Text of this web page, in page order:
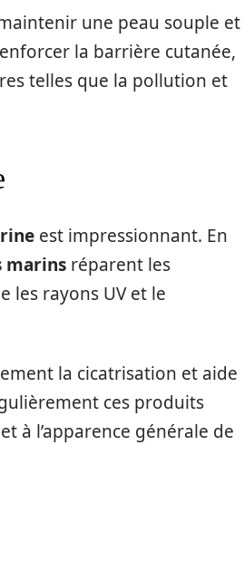
une peau souple et
la barrière cutanée,
telles que la pollution et
est impressionnant. En
marins réparent les
les rayons UV et le
la cicatrisation et aide
ces produits
à l’apparence générale de